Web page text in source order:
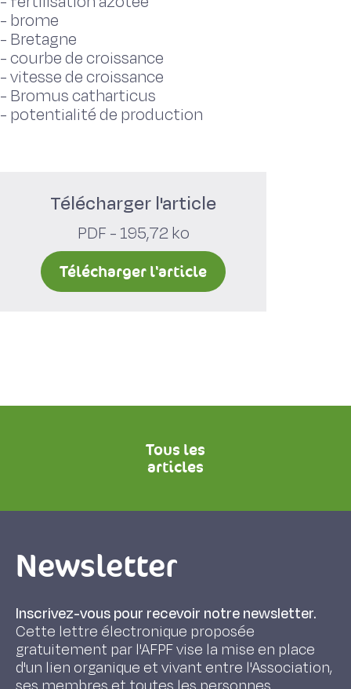
- brome
- Bretagne
-courbe de croissance
-vitesse de croissance
- Bromus catharticus
- potentialité de production
Télécharger l'article
PDF - 195,72 ko
Télécharger l'article
Tous les
articles
Newsletter
Inscrivez-vous pour recevoir notre newsletter.
Cette lettre électronique proposée
gratuitement par l'AFPF vise la mise en place
d'un lien organique et vivant entre l'Association,